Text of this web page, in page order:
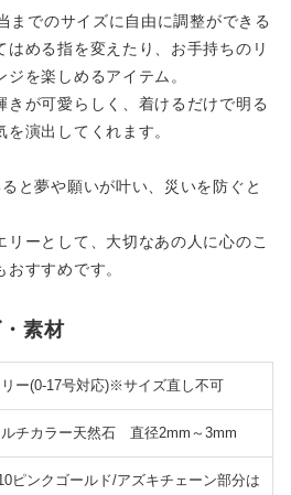
までのサイズに自由に調整ができる
はめる指を変えたり、お手持ちのリ
を楽しめるアイテム。
きが可愛らしく、着けるだけで明る
演出してくれます。
と夢や願いが叶い、災いを防ぐと
リーとして、大切なあの人に心のこ
すすめです。
素材
ー(0-17号対応)※サイズ直し不可
ルチカラー天然石 直径2mm～3mm
ピンクゴールド/アズキチェーン部分は